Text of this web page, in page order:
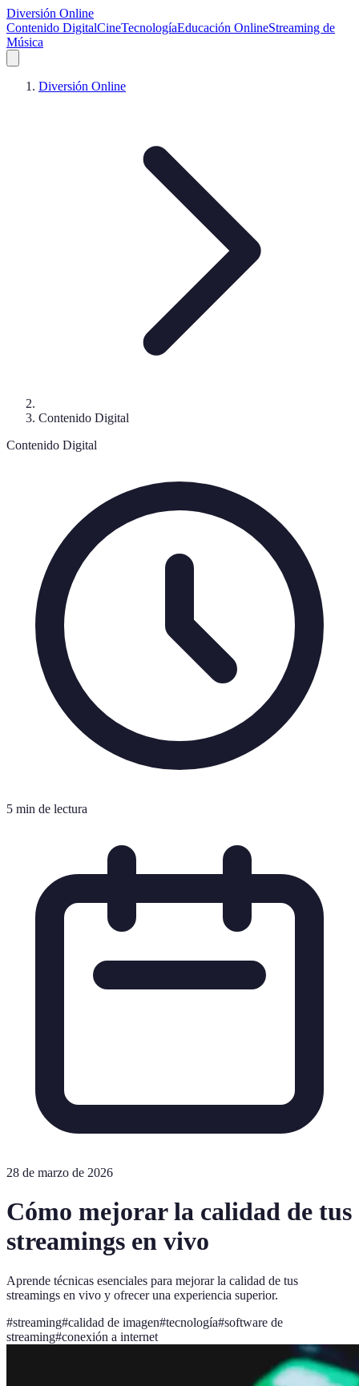
Diversión Online
Contenido DigitalCineTecnologíaEducación OnlineStreaming de
Música
Diversión Online
Contenido Digital
Contenido Digital
5 min de lectura
28 de marzo de 2026
Cómo mejorar la calidad de tus
streamings en vivo
Aprende técnicas esenciales para mejorar la calidad de tus
streamings en vivo y ofrecer una experiencia superior.
#streaming#calidad de imagen#tecnología#software de
streaming#conexión a internet